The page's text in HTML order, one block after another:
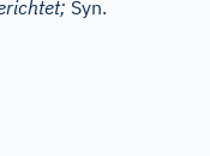
Syn.